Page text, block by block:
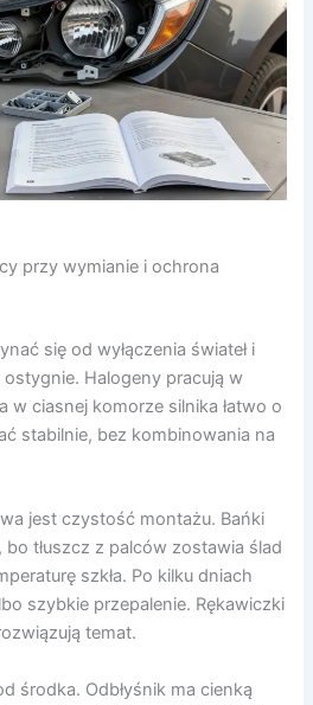
przy wymianie i ochrona
się od wyłączenia świateł i
Halogeny pracują w
w ciasnej komorze silnika łatwo o
stabilnie, bez kombinowania na
jest czystość montażu. Bańki
bo tłuszcz z palców zostawia ślad
szkła. Po kilku dniach
szybkie przepalenie. Rękawiczki
temat.
środka. Odbłyśnik ma cienką